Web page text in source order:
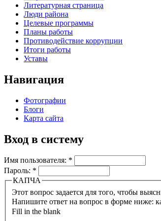
Литературная страница
Люди района
Целевые программы
Планы работы
Противодействие коррупции
Итоги работы
Уставы
Навигация
Фотографии
Блоги
Карта сайта
Вход в систему
Имя пользователя: *
Пароль: *
КАПЧА
Напишите ответ на вопрос в форме ниже:
Fill in the blank